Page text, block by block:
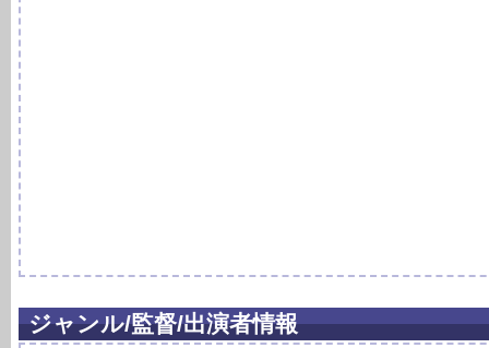
ジャンル/監督/出演者情報